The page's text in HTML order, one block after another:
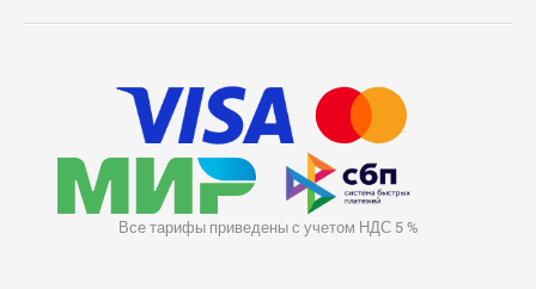
Все тарифы приведены с учетом НДС 5 %